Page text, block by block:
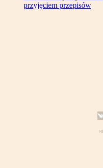
przyjęciem przepisów